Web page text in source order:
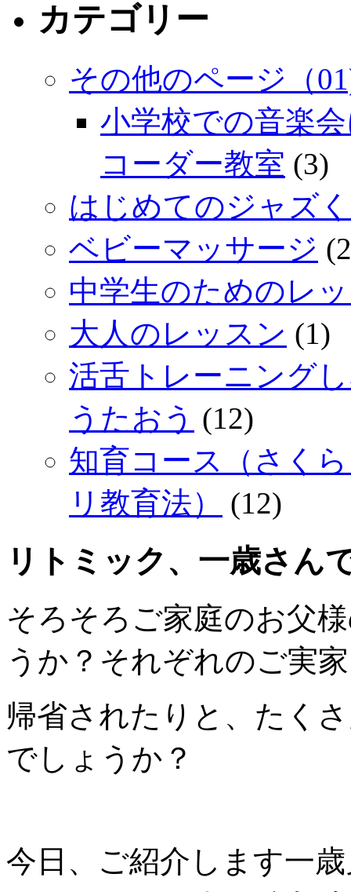
カテゴリー
その他のページ（
小学校での音楽
コーダー教室 (3)
はじめてのジャズ
ベビーマッサージ
中学生のためのレ
大人のレッスン (1)
活舌トレーニング
うたおう (12)
知育コース（さく
リ教育法）
(12)
リトミック、一歳さん
そろそろご家庭のお父
うか？それぞれのご実
帰省されたりと、たく
でしょうか？
今日、ご紹介します一